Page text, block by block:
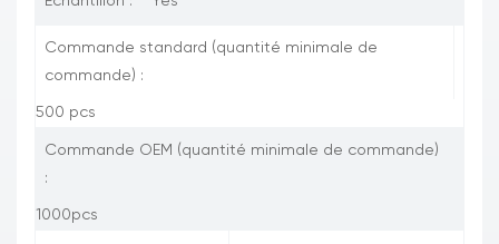
Commande standard (quantité minimale de
commande) :
500 pcs
Commande OEM (quantité minimale de commande)
:
1000pcs